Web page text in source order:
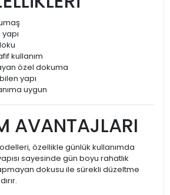
kullanım
özel dokuma
yapı
uygun
AVANTAJLARI
özellikle günlük kullanımda
sayesinde gün boyu rahatlık
dokusu ile sürekli düzeltme